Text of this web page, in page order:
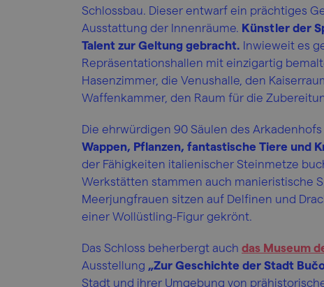
Schlossbau. Dieser entwarf ein prächtiges
Ausstattung der Innenräume. Künstler der
Talent zur Geltung gebracht. Inwieweit es
Repräsentationshallen mit einzigartig
Hasenzimmer, die Venushalle, den
Waffenkammer, den Raum für die
Die ehrwürdigen 90 Säulen des
Wappen, Pflanzen, fantastische Tiere und
der Fähigkeiten italienischer Steinmetze
Werkstätten stammen auch manieristische
Meerjungfrauen sitzen auf Delfinen und
einer Wollüstling-Figur gekrönt.
Das Schloss beherbergt auch das Museum
Ausstellung „Zur Geschichte der Stadt
Stadt und ihrer Umgebung von